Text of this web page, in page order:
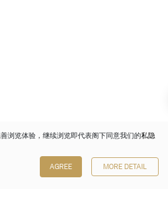
浏览体验，继续浏览即代表阁下同意我们的私隐
AGREE MORE DETAIL